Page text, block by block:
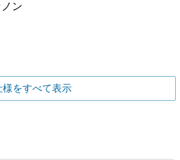
ン
様をすべて表示